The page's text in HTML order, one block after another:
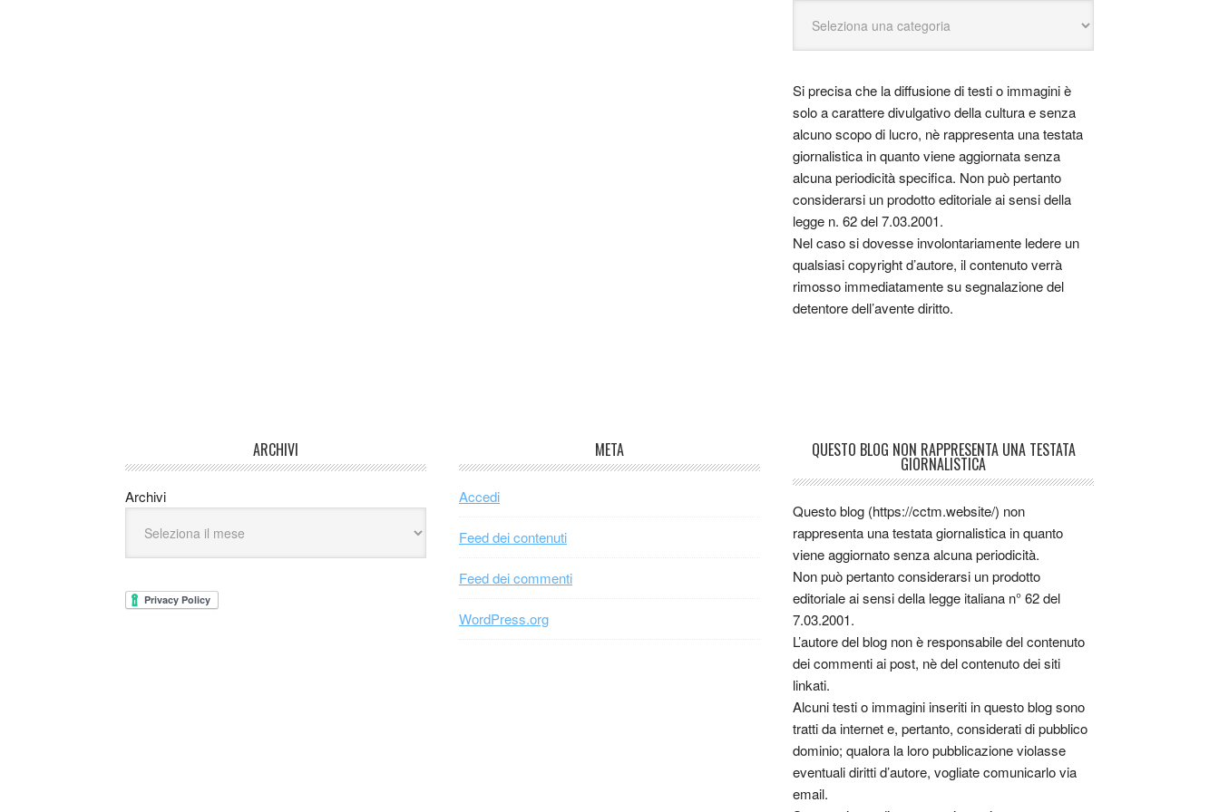
Si precisa che la diffusione di testi o immagini è
solo a carattere divulgativo della cultura e senza
alcuno scopo di lucro, nè rappresenta una testata
giornalistica in quanto viene aggiornata senza
alcuna periodicità specifica. Non può pertanto
considerarsi un prodotto editoriale ai sensi della
legge n. 62 del 7.03.2001.
Nel caso si dovesse involontariamente ledere un
qualsiasi copyright d’autore, il contenuto verrà
rimosso immediatamente su segnalazione del
detentore dell’avente diritto.
ARCHIVI
Archivi
META
Accedi
Feed dei contenuti
Feed dei commenti
WordPress.org
QUESTO BLOG NON RAPPRESENTA UNA TESTATA
GIORNALISTICA
Questo blog (https://cctm.website/) non
rappresenta una testata giornalistica in quanto
viene aggiornato senza alcuna periodicità.
Non può pertanto considerarsi un prodotto
editoriale ai sensi della legge italiana n° 62 del
7.03.2001.
L’autore del blog non è responsabile del contenuto
dei commenti ai post, nè del contenuto dei siti
linkati.
Alcuni testi o immagini inseriti in questo blog sono
tratti da internet e, pertanto, considerati di pubblico
dominio; qualora la loro pubblicazione violasse
eventuali diritti d’autore, vogliate comunicarlo via
email.